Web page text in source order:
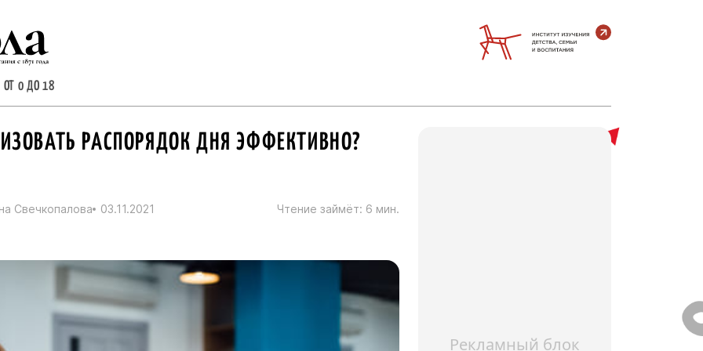
ОТ 0 ДО 18
РАСПОРЯДОК ДНЯ ЭФФЕКТИВНО?
Свечкопалова 03.11.2021 Чтение займёт: 6 мин.
Рекламный блок